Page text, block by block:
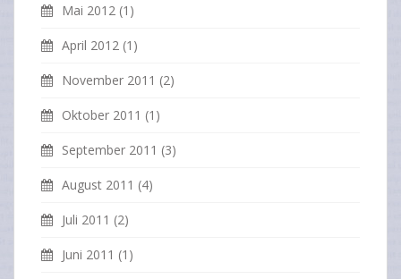
Mai 2012 (1)
April 2012 (1)
November 2011 (2)
Oktober 2011 (1)
September 2011 (3)
August 2011 (4)
Juli 2011 (2)
Juni 2011 (1)